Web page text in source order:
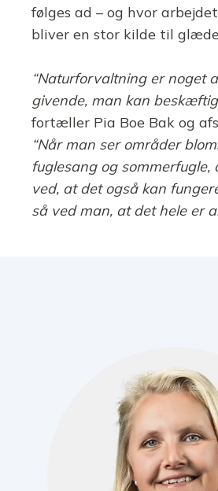
følges ad – og hvor
bliver en stor kilde til
“Naturforvaltning er noget
givende, man kan
fortæller Pia Boe Bak og
“Når man ser områder
fuglesang og sommerfugle,
ved, at det også kan
så ved man, at det hele er